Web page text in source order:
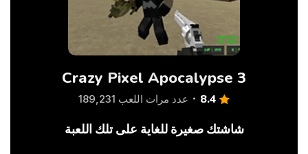
Crazy Pixel Apocalypse 3
8.4 عدد مرات اللعب 189,231
شاشتك صغيرة للغاية على تلك اللعبة